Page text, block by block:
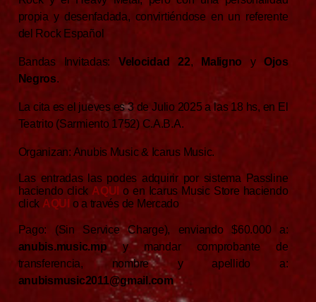
propia y desenfadada, convirtiéndose en un referente
del Rock Español
Bandas Invitadas: Velocidad 22, Maligno yOjos
Negros.
La cita es el jueves es 3 de Julio 2025 a las 18 hs, en El
Teatrito (Sarmiento 1752) C.A.B.A.
Organizan: Anubis Music & Icarus Music.
Las entradas las podes adquirir por sistema Passline
haciendo clickAQUI o en Icarus Music Store haciendo
click AQUI o a través de Mercado
Pago: (Sin Service Charge), enviando $60.000 a:
anubis.music.mp y mandar comprobante de
transferencia, nombre y apellido a:
anubismusic2011@gmail.com